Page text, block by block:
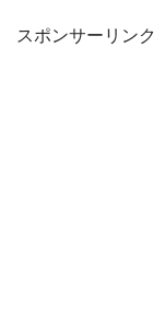
スポンサーリンク